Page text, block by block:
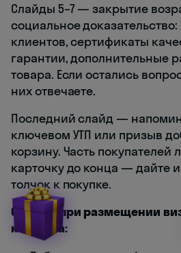
Слайды 5–7 — закрытие
социальное
клиентов, сертификаты
гарантии, дополнительные
товара. Если остались
них отвечаете.
Последний слайд —
ключевом УТП или призыв
корзину. Часть покупателей
карточку до конца — дайте
толчок к покупке.
Ошибки при размещении
контента: